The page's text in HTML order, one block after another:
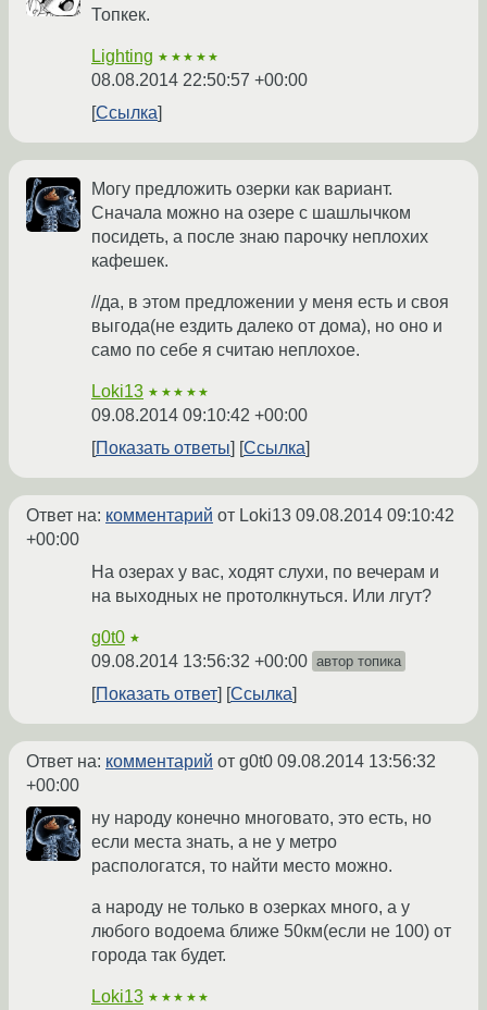
Топкек.
Lighting ★★★★★
08.08.2014 22:50:57 +00:00
Ссылка
Могу предложить озерки как вариант.
Сначала можно на озере с шашлычком
посидеть, а после знаю парочку неплохих
кафешек.
//да, в этом предложении у меня есть и своя
выгода(не ездить далеко от дома), но оно и
само по себе я считаю неплохое.
Loki13 ★★★★★
09.08.2014 09:10:42 +00:00
Показать ответы
Ссылка
Ответ на: комментарий от Loki13 09.08.2014 09:10:42
+00:00
На озерах у вас, ходят слухи, по вечерам и
на выходных не протолкнуться. Или лгут?
g0t0 ★
09.08.2014 13:56:32 +00:00 автор топика
Показать ответ Ссылка
Ответ на: комментарий от g0t0 09.08.2014 13:56:32
+00:00
ну народу конечно многовато, это есть, но
если места знать, а не у метро
распологатся, то найти место можно.
а народу не только в озерках много, а у
любого водоема ближе 50км(если не 100) от
города так будет.
Loki13 ★★★★★